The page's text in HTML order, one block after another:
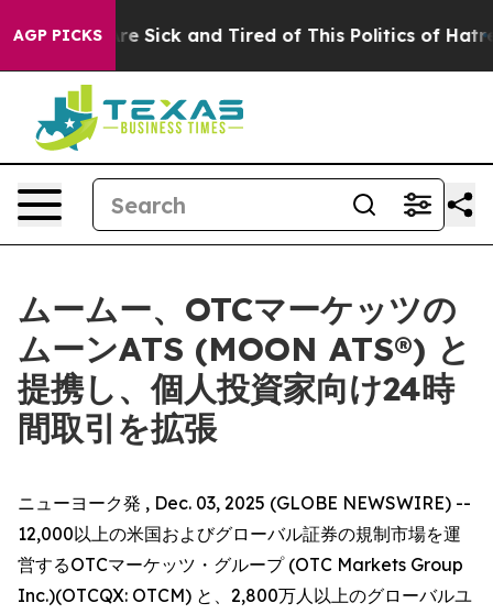
AGP PICKSAre Sick and Tired of This Politics of Hatred”
ムームー、OTCマーケッツの
ムーンATS (MOON ATS®) と
提携し、個人投資家向け24時
間取引を拡張
ニューヨーク発 , Dec. 03, 2025 (GLOBE NEWSWIRE) --
12,000以上の米国およびグローバル証券の規制市場を運
営するOTCマーケッツ・グループ (OTC Markets Group
Inc.)(OTCQX: OTCM) と、2,800万人以上のグローバルユ